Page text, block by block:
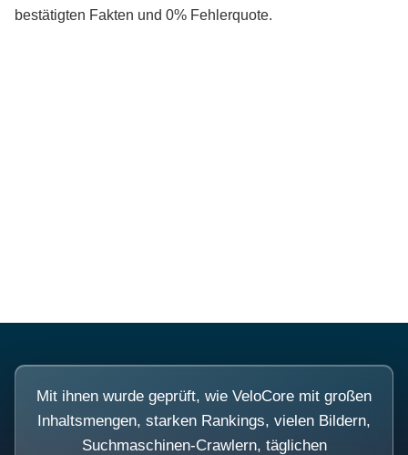
bestätigten Fakten und 0% Fehlerquote.
Mit ihnen wurde geprüft, wie VeloCore mit großen
Inhaltsmengen, starken Rankings, vielen Bildern,
Suchmaschinen-Crawlern, täglichen